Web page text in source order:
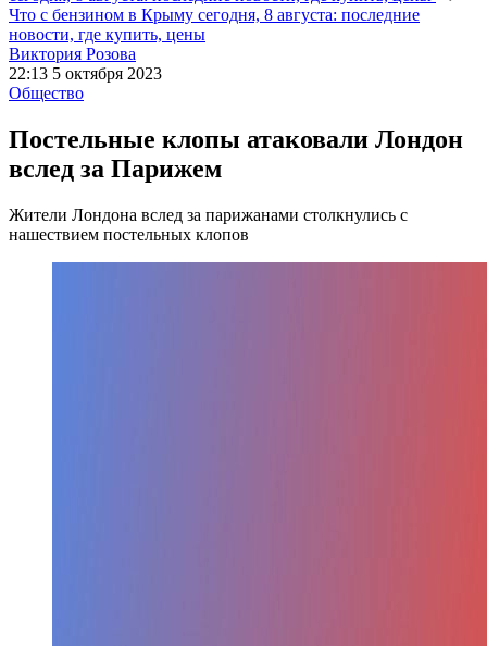
Что с бензином в Крыму сегодня, 8 августа: последние
новости, где купить, цены
Виктория Розова
22:13 5 октября 2023
Общество
Постельные клопы атаковали Лондон
вслед за Парижем
Жители Лондона вслед за парижанами столкнулись с
нашествием постельных клопов